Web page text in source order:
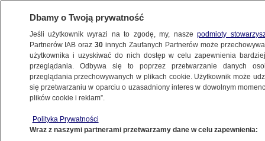
BIZNES
RYNKI
dnia. Zły początek roku dla legendy Wall
Dbamy o Twoją prywatność
Jeśli użytkownik wyrazi na to zgodę, my, naszepodmioty
Partnerów IAB oraz30 innych Zaufanych Partnerów może
użytkownika i uzyskiwać do nich dostęp w celu zapewnienia
przeglądania. Odbywa się to poprzez przetwarzanie danych
przeglądania przechowywanych w plikach cookie. Użytkownik może
się przetwarzaniu w oparciu o uzasadniony interes w dowolnym
plików cookie i reklam”.
Polityka Prywatności
Wraz z naszymi partnerami przetwarzamy dane w celu zapewnienia: